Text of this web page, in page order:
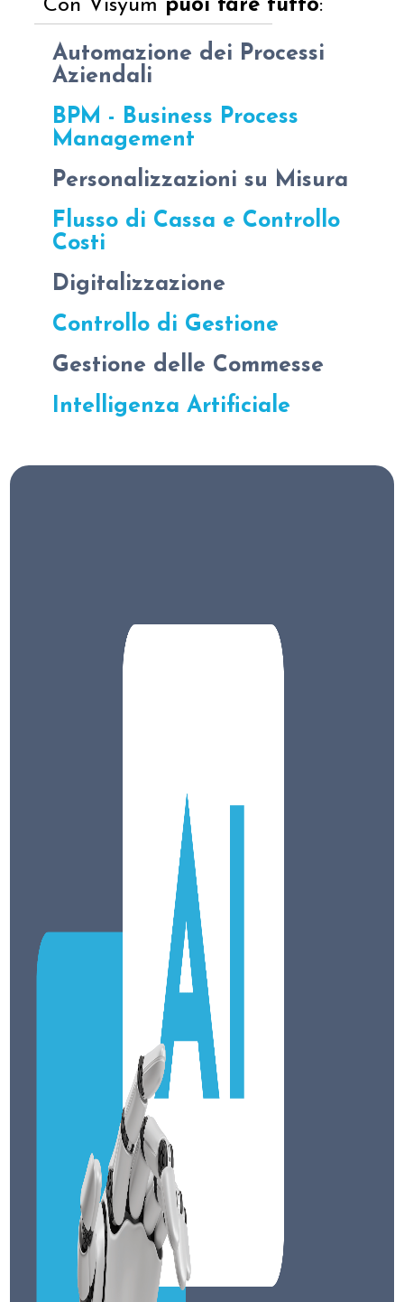
Con Visyum puoi fare tutto:
Automazione dei Processi
Aziendali
BPM - Business Process
Management
Personalizzazioni su Misura
Flusso di Cassa e Controllo
Costi
Digitalizzazione
Controllo di Gestione
Gestione delle Commesse
Intelligenza Artificiale